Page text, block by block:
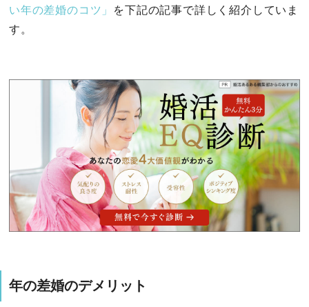
い年の差婚のコツ」 を下記の記事で詳しく紹介していま
す。
年の差婚のデメリット